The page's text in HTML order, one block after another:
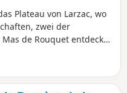
Plateau von Larzac, wo
zwei der
de Rouquet entdecken